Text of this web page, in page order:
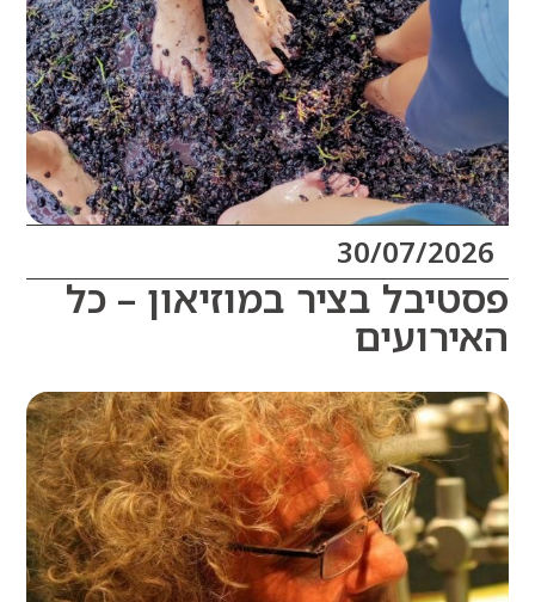
30/07/
בציר במוזיאון – כל